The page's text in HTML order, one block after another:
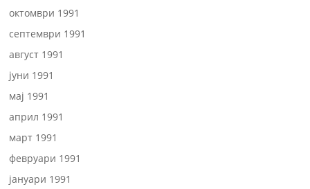
октомври 1991
септември 1991
август 1991
јуни 1991
мај 1991
април 1991
март 1991
февруари 1991
јануари 1991